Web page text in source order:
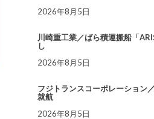
2026年8月5日
川崎重工業／ばら積運搬船「
し
2026年8月5日
フジトランスコーポレーション
就航
2026年8月5日